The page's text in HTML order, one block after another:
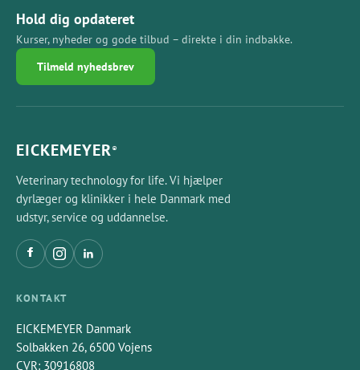
Hold dig opdateret
Kurser, nyheder og gode tilbud – direkte i din indbakke.
Tilmeld nyhedsbrev
EICKEMEYER®
Veterinary technology for life. Vi hjælper
dyrlæger og klinikker i hele Danmark med
udstyr, service og uddannelse.
KONTAKT
EICKEMEYER Danmark
Solbakken 26, 6500 Vojens
CVR: 30916808